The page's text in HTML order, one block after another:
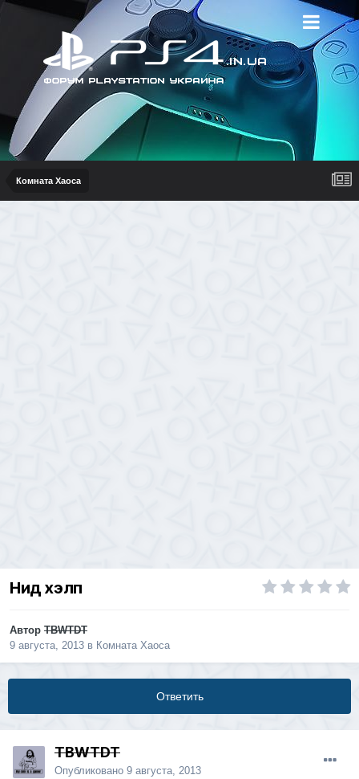
Комната Хаоса
Нид хэлп
Автор TBWTDT
9 августа, 2013 в Комната Хаоса
Ответить
TBWTDT
Опубликовано 9 августа, 2013